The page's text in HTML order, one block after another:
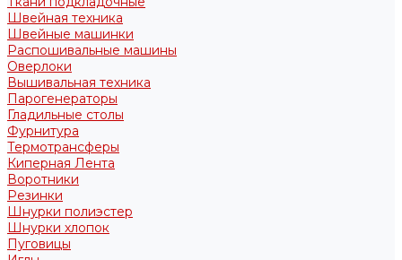
Швейная техника
Швейные машинки
Распошивальные машины
Оверлоки
Вышивальная техника
Парогенераторы
Гладильные столы
Фурнитура
Термотрансферы
Киперная Лента
Воротники
Резинки
Шнурки полиэстер
Шнурки хлопок
Пуговицы